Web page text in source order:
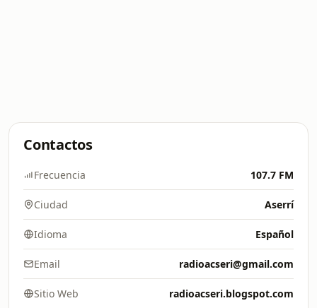
Contactos
Frecuencia 107.7 FM
Ciudad Aserrí
Idioma Español
Email radioacseri@gmail.com
Sitio Web radioacseri.blogspot.com